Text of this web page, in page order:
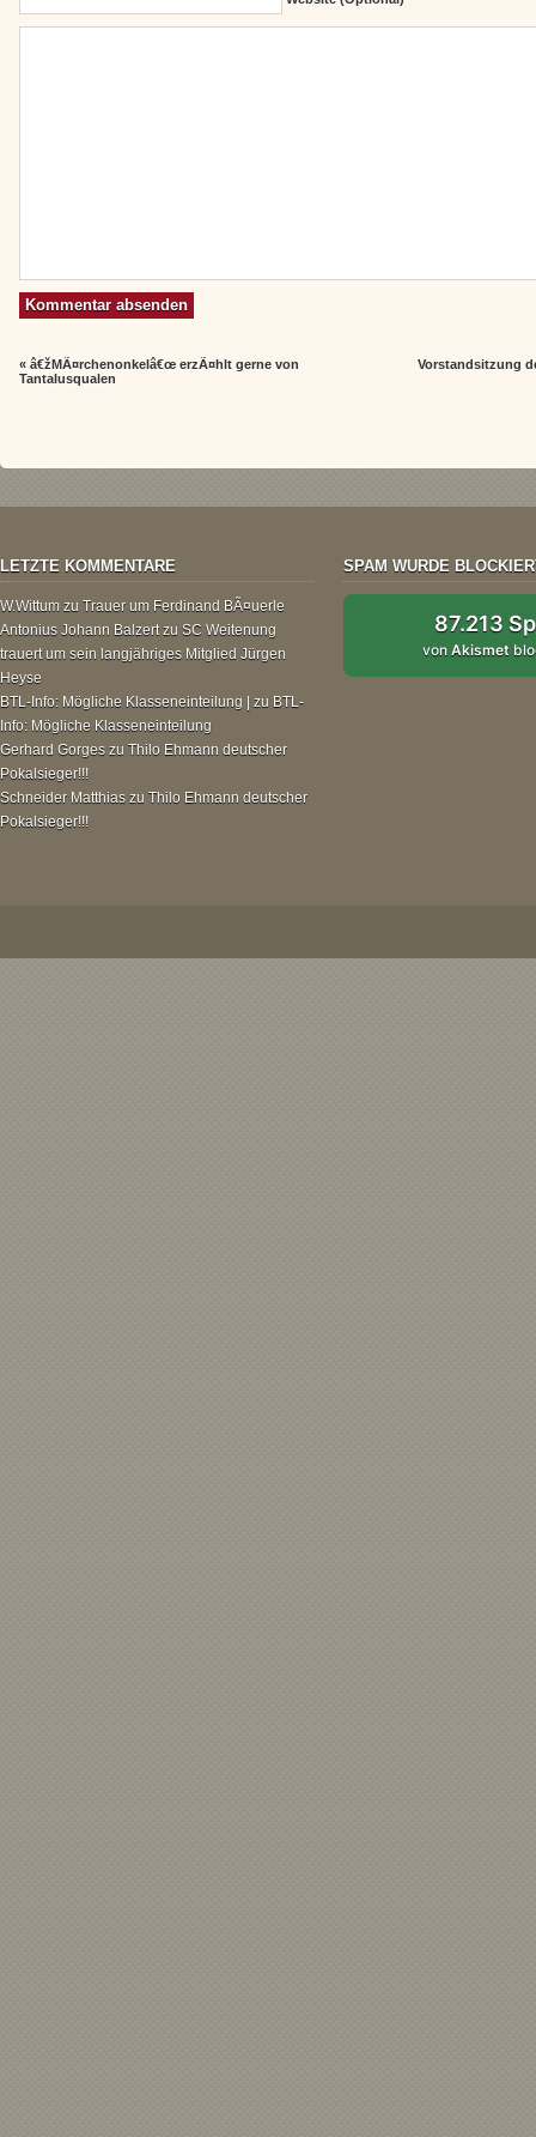
«â€žMÃ¤rchenonkelâ€œ erzÃ¤hlt gerne von
Tantalusqualen
Vorstandsitzung
LETZTE KOMMENTARE
W.Wittum zu Trauer um Ferdinand BÃ¤uerle
Antonius Johann Balzertzu SC Weitenung
trauert um sein langjähriges Mitglied Jürgen
Heyse
BTL-Info: Mögliche Klasseneinteilung | zu BTL-
Info: Mögliche Klasseneinteilung
Gerhard Gorges zu Thilo Ehmann deutscher
Pokalsieger!!!
Schneider Matthias zu Thilo Ehmann deutscher
Pokalsieger!!!
SPAM WURDE
87.213
vonAkismet